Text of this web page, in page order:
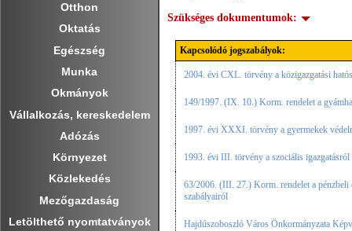
Otthon
Oktatás
Egészség
Munka
Okmányok
Vállalkozás, kereskedelem
Adózás
Környezet
Közlekedés
Mezőgazdaság
Letölthető nyomtatványok
Szükséges dokumentumok:
Kapcsolódó jogszabályok:
2004. évi CXL. törvény a közigazgatási
149/1997. (IX. 10.) Korm. rendelet a
1997. évi XXXI. törvény a gyermekek
1993. évi III. törvény a szociális
63/2006. (III. 27.) Korm. rendelet a pénzbeli
szabályairól
Hajdúszoboszló Város Önkormányzata